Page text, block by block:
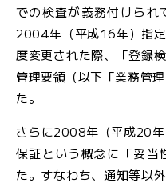
メ
ー
ル
マ
ガ
ン
での検査が義務付けられ
2004年（平成16年）指
度変更された際、「登録
管理要領（以下「業務管理
た。
さらに2008年（平成20
保証という概念に「妥当
た。すなわち、通知等以